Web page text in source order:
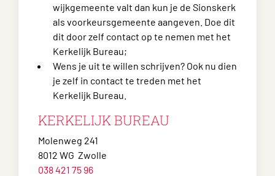
wijkgemeente valt dan kun je de Sionskerk
als voorkeursgemeente aangeven. Doe dit
dit door zelf contact op te nemen met het
Kerkelijk Bureau;
Wens je uit te willen schrijven? Ook nu dien
je zelf in contact te treden met het
Kerkelijk Bureau.
KERKELIJK BUREAU
Molenweg 241
8012 WG Zwolle
038 421 75 96